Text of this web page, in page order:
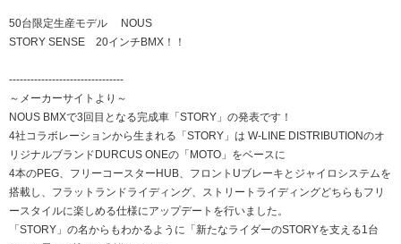
50台限定生産モデル NOUS
STORY SENSE 20インチBMX！！
--------------------------------
～メーカーサイトより～
NOUS BMXで3回目となる完成車「STORY」の発表です！
4社コラボレーションから生まれる「STORY」は W-LINE DISTRIBUTIONのオ
リジナルブランドDURCUS ONEの「MOTO」をベースに
4本のPEG、フリーコースターHUB、フロントUブレーキとジャイロシステムを
搭載し、フラットランドライディング、ストリートライディングどちらもフリ
ースタイルに楽しめる仕様にアップデートを行いました。
「STORY」の名からもわかるように「新たなライダーのSTORYを支える1台